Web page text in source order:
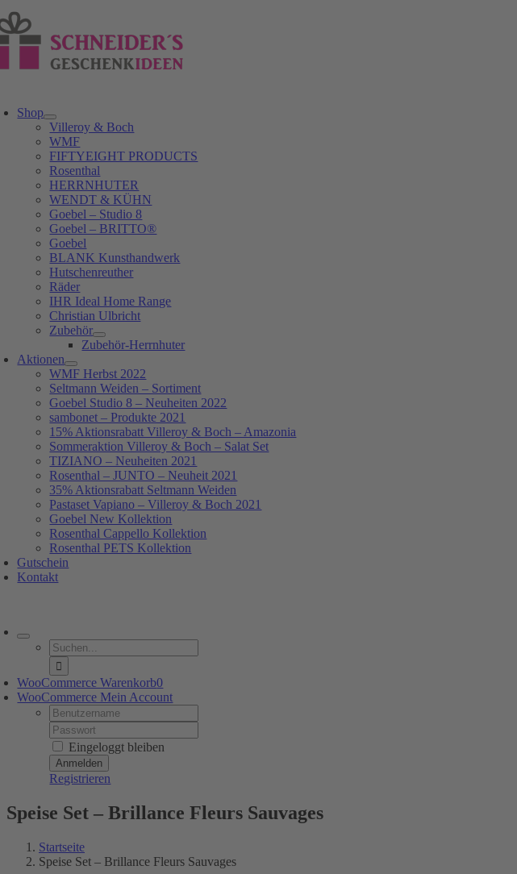
Zum
Inhalt
springen
Shop
Villeroy & Boch
WMF
FIFTYEIGHT PRODUCTS
Rosenthal
HERRNHUTER
WENDT & KÜHN
Goebel – Studio 8
Goebel – BRITTO®
Goebel
BLANK Kunsthandwerk
Hutschenreuther
Räder
IHR Ideal Home Range
Christian Ulbricht
Zubehör
Zubehör-Herrnhuter
Aktionen
WMF Herbst 2022
Seltmann Weiden – Sortiment
Goebel Studio 8 – Neuheiten 2022
sambonet – Produkte 2021
15% Aktionsrabatt Villeroy & Boch – Amazonia
Sommeraktion Villeroy & Boch – Salat Set
TIZIANO – Neuheiten 2021
Rosenthal – JUNTO – Neuheit 2021
35% Aktionsrabatt Seltmann Weiden
Pastaset Vapiano – Villeroy & Boch 2021
Goebel New Kollektion
Rosenthal Cappello Kollektion
Rosenthal PETS Kollektion
Gutschein
Kontakt
Suche
nach:
WooCommerce Warenkorb0
WooCommerce Mein Account
Username:
Password:
Eingeloggt bleiben
Registrieren
Speise Set – Brillance Fleurs Sauvages
Startseite
Speise Set – Brillance Fleurs Sauvages